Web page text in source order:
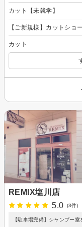
カット【未就学】
【ご新規様】カットショ
カット
REMIX塩川店
5.0
(3件)
【駐車場完備】シャンプー